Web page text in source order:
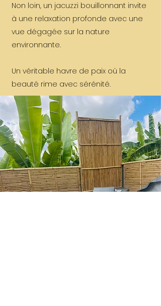
Non loin, un jacuzzi bouillonnant invite
à une relaxation profonde avec une
vue dégagée sur la nature
environnante.
Un véritable havre de paix où la
beauté rime avec sérénité.